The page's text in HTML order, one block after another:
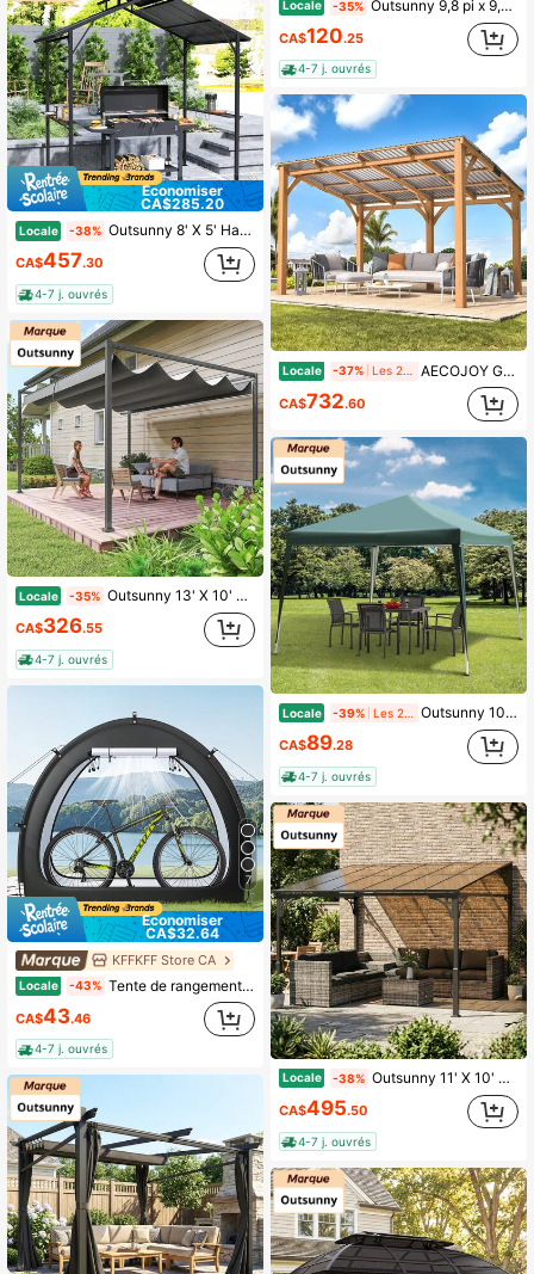
Économiser
CA$285.20
Locale -38% Outsunny 8' X 5' Hardtop Grill Gazebo, Tonnelle de barbecue d'extérieur avec double toit en métal, 2 étagères latérales et 10 crochets, Auvent de barbecue pour patio, cour arrière, pelouse et terrasse
CA$457.30
4-7 j. ouvrés
Locale -35% Outsunny 13' X 10' Pergola de patio avec auvent rétractable, abri solaire extérieur, ombre de cour, gris foncé
CA$326.55
4-7 j. ouvrés
7
Économiser
CA$32.64
KFFKFF Store CA
Locale -43% Tente de rangement pour vélo, 1 à 2 vélos, tente de rangement pour vélo spacieuse et aérée avec fenêtre, tente de vélo imperméable en forme d'éventail avec fibre de verre haute résistance et fermetures éclair doubles, convient pour les vélos
CA$43.46
4-7 j. ouvrés
Locale -35% Outsunny 9,8 pi x 9,8 pi Tente pliante, tente de canopée imperméable pour fêtes, jardin, barbecues, abri instantané et facile à monter, et kiosque de jardin avec sac de transport, piquets et cordes, blanc
CA$120.25
4-7 j. ouvrés
Locale -37% Les 2 derniers jours AECOJOY Gazebo en bois pour l'extérieur, Pergolas et Gazebos en cèdre à appentis avec toit dur montés au mur, Auvents robustes pour patio, terrasses, arrière-cour
CA$732.60
Locale -39% Les 2 derniers jours Outsunny 10 x 10 pi Tente pliante à ouverture rapide Gazebo d'extérieur avec sac de transport, vert foncé
CA$89.28
4-7 j. ouvrés
Locale -38% Outsunny 11' X 10' Pergola d'extérieur, Gazebo à appentis mural à toit dur avec toit en polycarbonate et cadre en métal-aluminium, Pergola en métal robuste pour patio, terrasse, jardin
CA$495.50
4-7 j. ouvrés